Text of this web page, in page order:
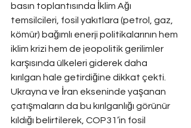
basın toplantısında İklim Ağı
temsilcileri, fosil yakıtlara (petrol, gaz,
kömür) bağımlı enerji politikalarının hem
iklim krizi hem de jeopolitik gerilimler
karşısında ülkeleri giderek daha
kırılgan hale getirdiğine dikkat çekti.
Ukrayna ve İran ekseninde yaşanan
çatışmaların da bu kırılganlığı görünür
kıldığı belirtilerek, COP31’in fosil